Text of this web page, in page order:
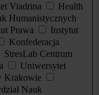
Viadrina
Health
Humanistycznych
Prawa
Instytut
Konfederacja
StresLab Centrum
Uniwersytet
Krakowie
Nauk